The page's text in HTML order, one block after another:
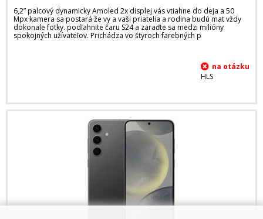
6,2” palcový dynamicky Amoled 2x displej vás vtiahne do deja a 50
Mpx kamera sa postará že vy a vaši priatelia a rodina budú mat vždy
dokonale fotky. podľahnite čaru S24 a zaraďte sa medzi milióny
spokojných užívateľov. Prichádza vo štyroch farebných p
HLS